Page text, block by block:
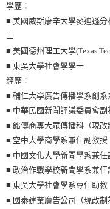
學歷：
■ 美國威斯康辛大學麥迪遜分
士
■ 美國德州理工大學(Texas
■ 東吳大學社會學學士
經歷：
■ 輔仁大學廣告傳播學系創系
■ 中華民國新聞評議委員會副
■ 銘傳商專大眾傳播科（現
■ 空中大學商學系兼任副教授
■ 中國文化大學新聞學系兼任
■ 政治作戰學校新聞學系兼任
■ 東吳大學社會學系專任助教
■ 國泰建業廣告公司（現改